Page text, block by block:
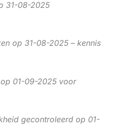
31-08-2025
op 31-08-2025 – kennis
01-09-2025 voor
gecontroleerd op 01-